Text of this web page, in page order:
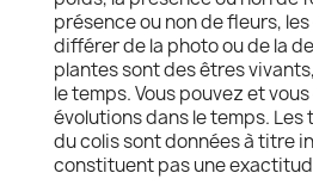
présence ou non de fleurs,
différer de la photo ou de la
plantes sont des êtres
le temps. Vous pouvez et
évolutions dans le temps. Les
du colis sont données à titre
constituent pas une